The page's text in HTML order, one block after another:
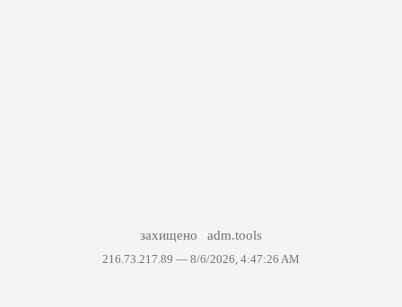
захищено adm.tools
216.73.217.89 — 8/6/2026, 4:47:26 AM